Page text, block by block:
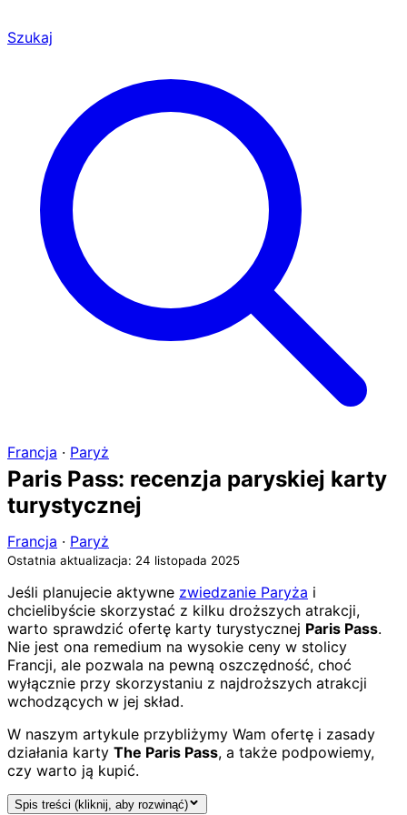
Szukaj
Francja · Paryż
Paris Pass: recenzja paryskiej karty
turystycznej
Francja · Paryż
Ostatnia aktualizacja: 24 listopada 2025
Jeśli planujecie aktywne zwiedzanie Paryża i
chcielibyście skorzystać z kilku droższych atrakcji,
warto sprawdzić ofertę karty turystycznej Paris Pass.
Nie jest ona remedium na wysokie ceny w stolicy
Francji, ale pozwala na pewną oszczędność, choć
wyłącznie przy skorzystaniu z najdroższych atrakcji
wchodzących w jej skład.
W naszym artykule przybliżymy Wam ofertę i zasady
działania karty The Paris Pass, a także podpowiemy,
czy warto ją kupić.
Spis treści (kliknij, aby rozwinąć)